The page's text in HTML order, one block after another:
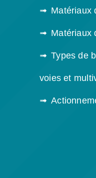
Matériaux
Matériaux
Types de
voies et